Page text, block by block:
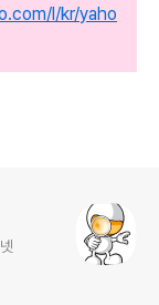
l/kr/yaho